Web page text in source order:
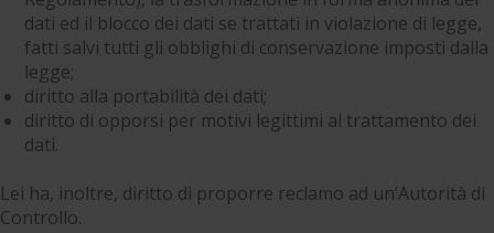
dati ed il blocco dei dati se trattati in violazione di legge,
fatti salvi tutti gli obblighi di conservazione imposti dalla
legge;
diritto alla portabilità dei dati;
diritto di opporsi per motivi legittimi al trattamento dei
dati.
Lei ha, inoltre, diritto di proporre reclamo ad un’Autorità di
Controllo.